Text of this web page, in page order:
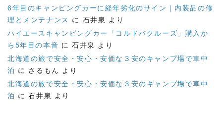
6年目のキャンピングカーに経年劣化のサイン｜内装品の修
理とメンテナンス に 石井泉 より
ハイエースキャンピングカー「コルドバクルーズ」購入か
ら5年目の本音 に石井泉 より
北海道の旅で安全・安心・安価な３安のキャンプ場で車中
泊 に さるもん より
北海道の旅で安全・安心・安価な３安のキャンプ場で車中
泊 に石井泉 より